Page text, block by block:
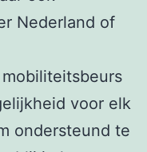
Nederland of
mobiliteitsbeurs
voor elk
ondersteund te